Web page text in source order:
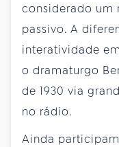
considerado um
passivo. A
interatividade
o dramaturgo
de 1930 via
no rádio.
Ainda